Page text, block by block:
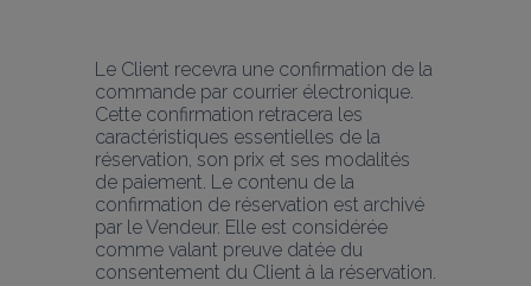
Le Client recevra une confirmation de la
commande par courrier électronique.
Cette confirmation retracera les
caractéristiques essentielles de la
réservation, son prix et ses modalités
de paiement. Le contenu de la
confirmation de réservation est archivé
par le Vendeur. Elle est considérée
comme valant preuve datée du
consentement du Client à la réservation.